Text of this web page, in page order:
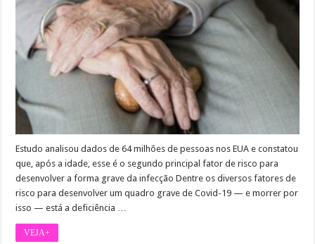
Estudo analisou dados de 64 milhões de pessoas nos EUA e constatou
que, após a idade, esse é o segundo principal fator de risco para
desenvolver a forma grave da infecção Dentre os diversos fatores de
risco para desenvolver um quadro grave de Covid-19 — e morrer por
isso — está a deficiência …
VEJA+